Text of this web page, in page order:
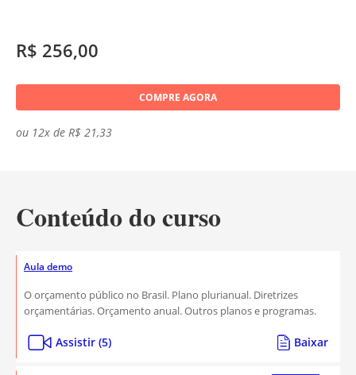
R$ 256,00
COMPRE AGORA
ou 12x de R$ 21,33
Conteúdo do curso
Aula demo
O orçamento público no Brasil. Plano plurianual. Diretrizes
orçamentárias. Orçamento anual. Outros planos e programas.
Assistir (5) Baixar